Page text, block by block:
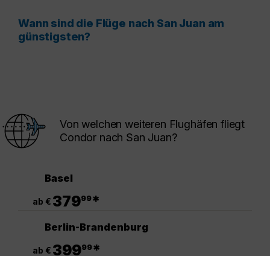
Wann sind die Flüge nach San Juan am
günstigsten?
Von welchen weiteren Flughäfen fliegt
Condor nach San Juan?
Basel
ab € 37999*
Berlin-Brandenburg
ab € 39999*